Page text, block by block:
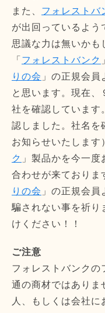
また、 フォレストバ
が出回っているよう
思議な力は無いかも
「 フォレストバンク
りの会 」の正規会
と思います。現在、
社を確認しています
認しました。社名を
お知らせいたします
ク 」製品かを今一
合わせが来ておりま
りの会 」の正規会員
騙されない事を祈り
けください！！
ご注意
フォレストバンクの
通の商材ではありま
人、もしくは会社